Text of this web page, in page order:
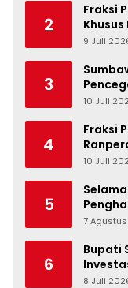
2
Fraksi
9 Juli
3
10 Juli
4
Fraksi
2025,
10 Juli
5
Kapolri
7
6
Bupati
8 Juli